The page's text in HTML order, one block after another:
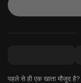
पहले से ही एक खाता मौजूद है?